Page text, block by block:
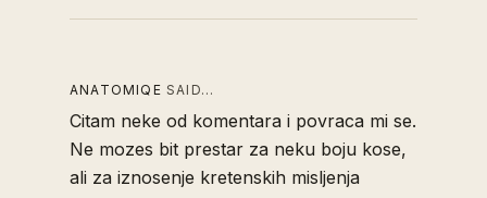
ANATOMIQE SAID…
Citam neke od komentara i povraca mi se.
Ne mozes bit prestar za neku boju kose,
ali za iznosenje kretenskih misljenja